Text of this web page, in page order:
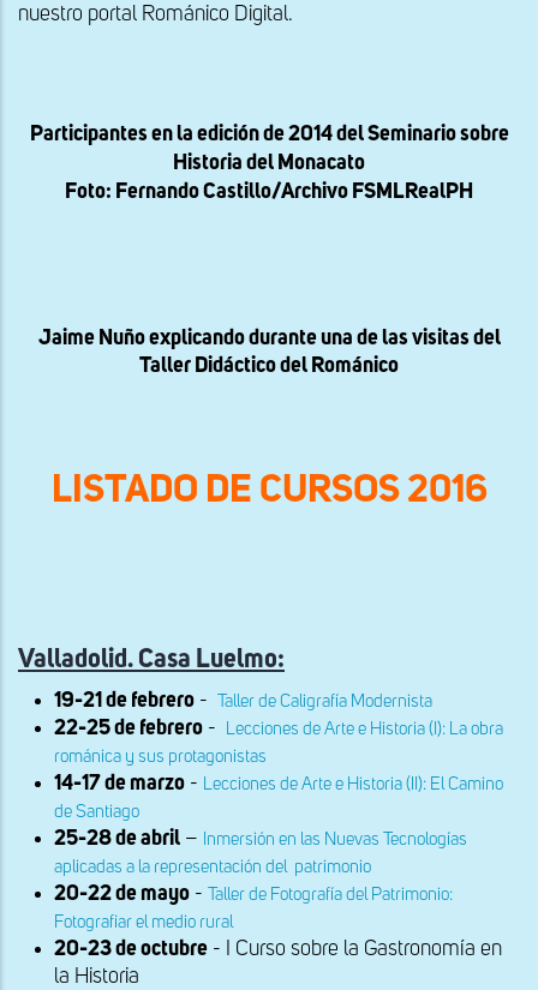
nuestro portal Románico Digital.
Participantes en la edición de 2014 del Seminario sobre
Historia del Monacato
Foto: Fernando Castillo/Archivo FSMLRealPH
Jaime Nuño explicando durante una de las visitas del
Taller Didáctico del Románico
LISTADO DE CURSOS 2016
Valladolid. Casa Luelmo:
19-21 de febrero - Taller de Caligrafía Modernista
22-25 de febrero -
Lecciones de Arte e Historia (I): La obra
románica y sus protagonistas
14-17 de marzo - Lecciones de Arte e Historia (II): El Camino
de Santiago
25-28 de abril – Inmersión en las Nuevas Tecnologías
aplicadas a la representación del patrimonio
20-22 de mayo -
Taller de Fotografía del Patrimonio:
Fotografiar el medio rural
20-23 de octubre - I Curso sobre la Gastronomía en
la Historia